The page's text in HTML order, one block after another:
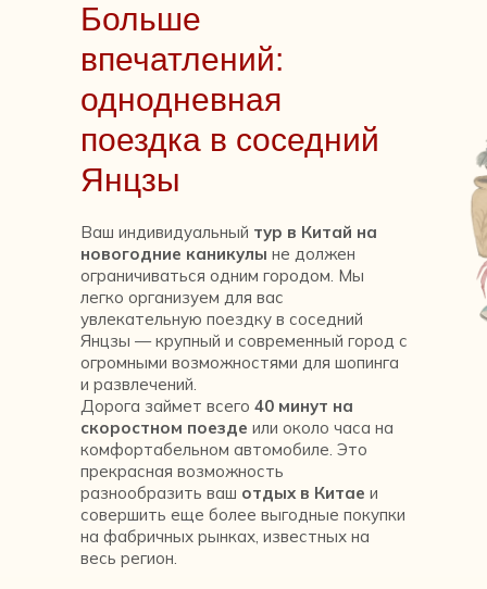
Больше
впечатлений:
однодневная
поездка в соседний
Янцзы
Ваш индивидуальный тур в Китай на
новогодние каникулы не должен
ограничиваться одним городом. Мы
легко организуем для вас
увлекательную поездку в соседний
Янцзы — крупный и современный город с
огромными возможностями для шопинга
и развлечений.
Дорога займет всего 40 минут на
скоростном поезде или около часа на
комфортабельном автомобиле. Это
прекрасная возможность
разнообразить ваш отдых в Китае и
совершить еще более выгодные покупки
на фабричных рынках, известных на
весь регион.